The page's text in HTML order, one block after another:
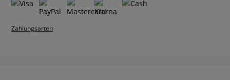
Zahlungsarten